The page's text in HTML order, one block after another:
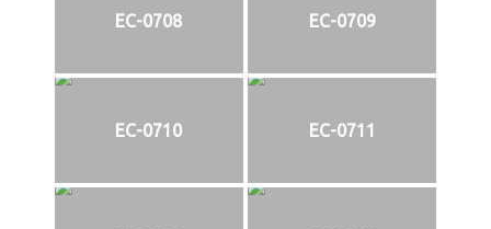
EC-0708 EC-0709
EC-0710 EC-0711